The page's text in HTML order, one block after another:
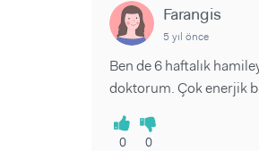
Farangis
5 yıl önce
Ben de 6 haftalık
doktorum. Çok enerjik
0 0